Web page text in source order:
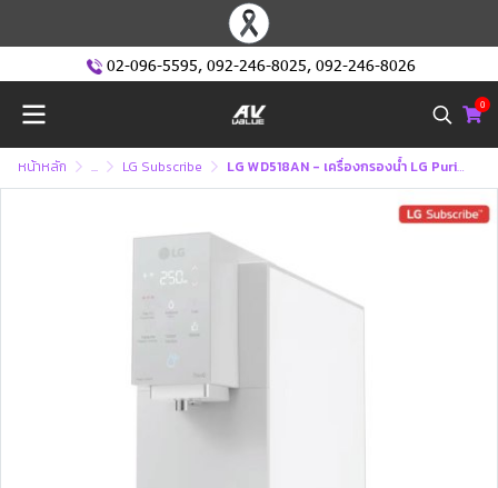
02-096-5595, 092-246-8025, 092-246-8026
0
หน้าหลัก ... LG Subscribe LG WD518AN - เครื่องกรองน้ำ LG PuriCare Objet Collection